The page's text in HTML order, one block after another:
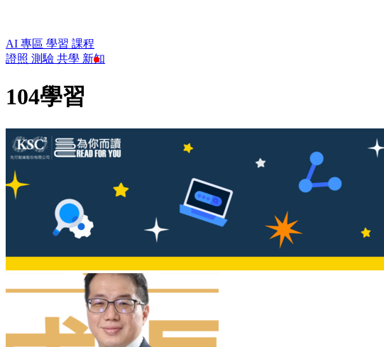
AI 專區 學習 課程
證照 測驗 共學 新知
104學習